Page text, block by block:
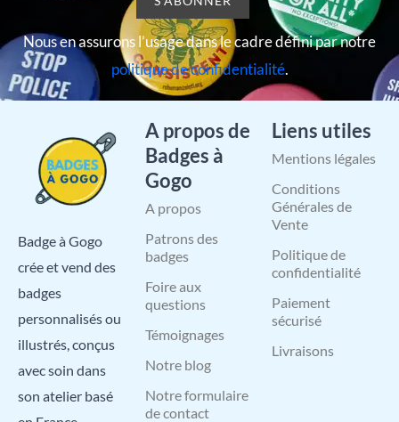
Nous en assurons l’usage dans le cadre défini par notre
politique de confidentialité.
Badge à Gogo
crée et vend des
badges
personnalisés ou
illustrés, conçus
avec soin dans
son atelier basé
A propos de
Badges à
Gogo
A propos
Patrons des
badges
Foire aux
questions
Témoignages
Notre blog
Notre formulaire
de contact
Liens utiles
Mentions légales
Conditions
Générales de
Vente
Politique de
confidentialité
Paiement
sécurisé
Livraisons